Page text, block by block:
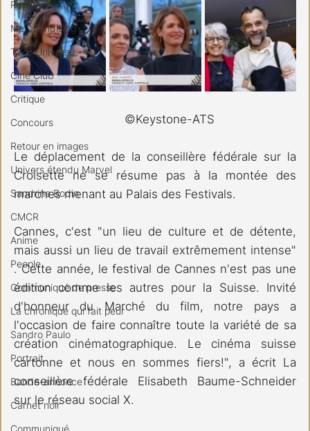
Régional
Merchandising
TWD Universe
Ciné Club
Critique
Concours
Retour en images
Univers étendu Marvel
Sandrine Bodin
CMCR
Anime
People
Communiqué de presse
La chronique qui fait peur
Sandro Paulo
Portrait
Bande-annonce
Carnet noir
Communiqué
				©Keystone-ATS
Le déplacement de la conseillère fédérale sur la
Croisette ne se résume pas à la montée des
marches menant au Palais des Festivals.
Cannes, c'est "un lieu de culture et de détente,
mais aussi un lieu de travail extrêmement intense"
. Cette année, le festival de Cannes n'est pas une
édition comme les autres pour la Suisse. Invité
d'honneur du Marché du film, notre pays a
l'occasion de faire connaître toute la variété de sa
création cinématographique. Le cinéma suisse
cartonne et nous en sommes fiers!", a écrit La
conseillère fédérale Elisabeth Baume-Schneider
sur le réseau social X.